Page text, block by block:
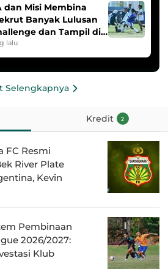
dan Misi Membina
Banyak Lulusan
dan Tampil di
League
lalu
Selengkapnya
Kredit 2
FC Resmi
River Plate
Kevin
Pembinaan
2026/2027:
Klub